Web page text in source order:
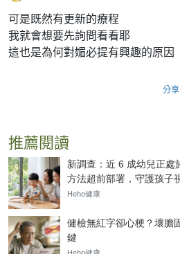
可是既然有更新的療程
我就會想要先詢問看看耶
這也是為何對媚必提有興趣的原因
分享
推薦閱讀